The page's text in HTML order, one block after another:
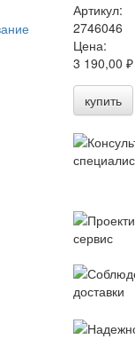
Артикул:
2746046
Цена:
3 190,00 ₽
купить